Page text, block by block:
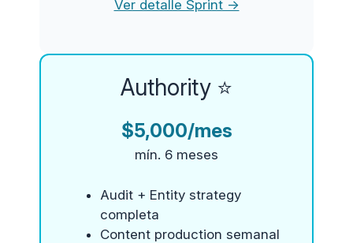
Ver detalle Sprint →
Authority ⭐
$5,000/mes
mín. 6 meses
Audit + Entity strategy
completa
Content production semanal